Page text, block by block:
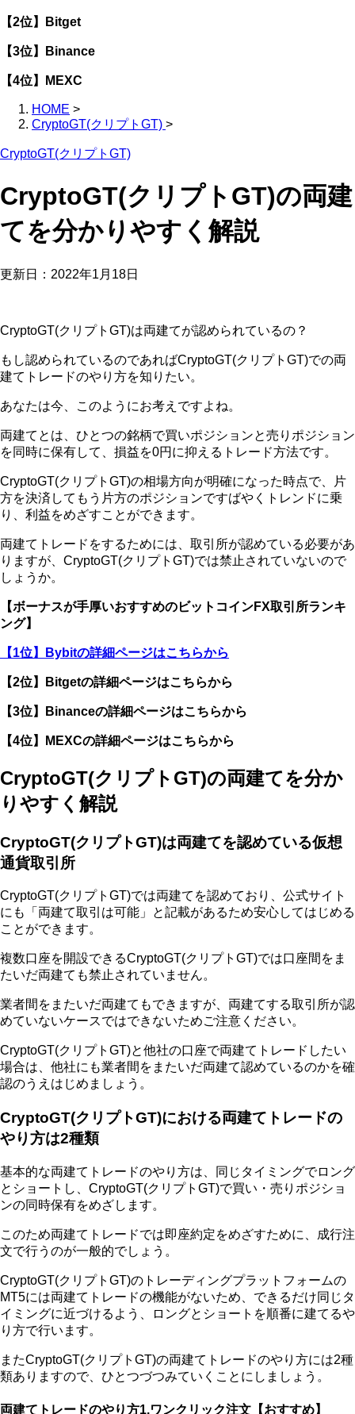
【2位】Bitget
【3位】Binance
【4位】MEXC
HOME >
CryptoGT(クリプトGT) >
CryptoGT(クリプトGT)
CryptoGT(クリプトGT)の両建
てを分かりやすく解説
更新日： 2022年1月18日
CryptoGT(クリプトGT)は両建てが認められているの？
もし認められているのであればCryptoGT(クリプトGT)での両
建てトレードのやり方を知りたい。
あなたは今、このようにお考えですよね。
両建てとは、ひとつの銘柄で買いポジションと売りポジション
を同時に保有して、損益を0円に抑えるトレード方法です。
CryptoGT(クリプトGT)の相場方向が明確になった時点で、片
方を決済してもう片方のポジションですばやくトレンドに乗
り、利益をめざすことができます。
両建てトレードをするためには、取引所が認めている必要があ
りますが、CryptoGT(クリプトGT)では禁止されていないので
しょうか。
【ボーナスが手厚いおすすめのビットコインFX取引所ランキ
ング】
【1位】Bybitの詳細ページはこちらから
【2位】Bitgetの詳細ページはこちらから
【3位】Binanceの詳細ページはこちらから
【4位】MEXCの詳細ページはこちらから
CryptoGT(クリプトGT)の両建てを分か
りやすく解説
CryptoGT(クリプトGT)は両建てを認めている仮想
通貨取引所
CryptoGT(クリプトGT)では両建てを認めており、公式サイト
にも「両建て取引は可能」と記載があるため安心してはじめる
ことができます。
複数口座を開設できるCryptoGT(クリプトGT)では口座間をま
たいだ両建ても禁止されていません。
業者間をまたいだ両建てもできますが、両建てする取引所が認
めていないケースではできないためご注意ください。
CryptoGT(クリプトGT)と他社の口座で両建てトレードしたい
場合は、他社にも業者間をまたいだ両建て認めているのかを確
認のうえはじめましょう。
CryptoGT(クリプトGT)における両建てトレードの
やり方は2種類
基本的な両建てトレードのやり方は、同じタイミングでロング
とショートし、CryptoGT(クリプトGT)で買い・売りポジショ
ンの同時保有をめざします。
このため両建てトレードでは即座約定をめざすために、成行注
文で行うのが一般的でしょう。
CryptoGT(クリプトGT)のトレーディングプラットフォームの
MT5には両建てトレードの機能がないため、できるだけ同じタ
イミングに近づけるよう、ロングとショートを順番に建てるや
り方で行います。
またCryptoGT(クリプトGT)の両建てトレードのやり方には2種
類ありますので、ひとつづつみていくことにしましょう。
両建てトレードのやり方1.ワンクリック注文【おすすめ】